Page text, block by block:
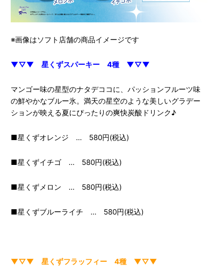
※画像はソフト店舗の商品イメージです
▼▽▼ 星くずスパーキー 4種 ▼▽▼
マンゴー味の星型のナタデココに、パッションフルーツ味
の鮮やかなブルー氷。満天の星空のような美しいグラデー
ションが映える夏にぴったりの爽快炭酸ドリンク♪
■星くずオレンジ … 580円(税込)
■星くずイチゴ … 580円(税込)
■星くずメロン … 580円(税込)
■星くずブルーライチ … 580円(税込)
▼▽▼ 星くずフラッフィー 4種 ▼▽▼